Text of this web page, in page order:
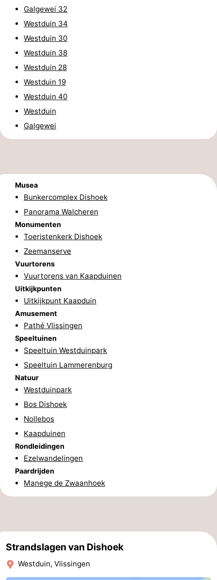
Binnenspeeltuinen
Bowlen
Wellness
centra
Dorpen
Steden
Natuur
Rondleidingen
Sporten
-
Paardrijden
Golfbanen
drinken
Evenementen
Ringrijden
Praktisch
Forum
Route
Parkeren
Reisboekenwinkel
Nieuws
Medische
adressen
Regio
Zeeland
Duiveland
Brouwershaven
-
Bruinisse
-
Zierikzee
-
Galgewei 32
Westduin 34
Westduin 30
Westduin 38
Westduin 28
Westduin 19
Westduin 40
Westduin
Galgewei
Musea
Bunkercomplex Dishoek
Panorama Walcheren
Monumenten
Toeristenkerk Dishoek
Zeemanserve
Vuurtorens
Vuurtorens van Kaapduinen
Uitkijkpunten
Uitkijkpunt Kaapduin
Amusement
Pathé Vlissingen
Speeltuinen
Speeltuin Westduinpark
Speeltuin Lammerenburg
Natuur
Westduinpark
Bos Dishoek
Nollebos
Kaapduinen
Rondleidingen
Ezelwandelingen
Paardrijden
Manege de Zwaanhoek
Strandslagen van Dishoek
Westduin, Vlissingen